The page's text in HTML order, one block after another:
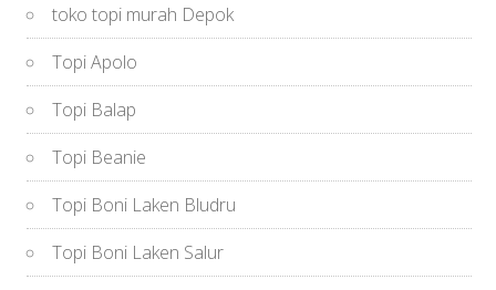
toko topi murah Depok
Topi Apolo
Topi Balap
Topi Beanie
Topi Boni Laken Bludru
Topi Boni Laken Salur